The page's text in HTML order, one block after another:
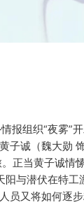
报组织“夜雾”
子诚（魏大勋
正当黄子诚情
阳与潜伏在特
员又将如何逐